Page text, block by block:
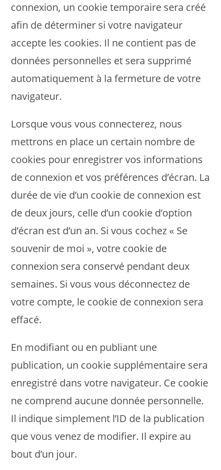
connexion, un cookie temporaire sera créé
afin de déterminer si votre navigateur
accepte les cookies. Il ne contient pas de
données personnelles et sera supprimé
automatiquement à la fermeture de votre
navigateur.
Lorsque vous vous connecterez, nous
mettrons en place un certain nombre de
cookies pour enregistrer vos informations
de connexion et vos préférences d’écran. La
durée de vie d’un cookie de connexion est
de deux jours, celle d’un cookie d’option
d’écran est d’un an. Si vous cochez « Se
souvenir de moi », votre cookie de
connexion sera conservé pendant deux
semaines. Si vous vous déconnectez de
votre compte, le cookie de connexion sera
effacé.
En modifiant ou en publiant une
publication, un cookie supplémentaire sera
enregistré dans votre navigateur. Ce cookie
ne comprend aucune donnée personnelle.
Il indique simplement l’ID de la publication
que vous venez de modifier. Il expire au
bout d’un jour.